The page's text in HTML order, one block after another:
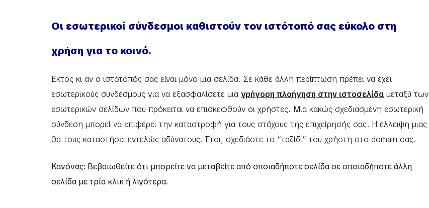
Οι εσωτερικοί σύνδεσμοι καθιστούν τον ιστότοπό σας εύκολο στη
χρήση για το κοινό.
Εκτός κι αν ο ιστότοπός σας είναι μόνο μια σελίδα. Σε κάθε άλλη περίπτωση πρέπει να έχει
εσωτερικούς συνδέσμους για να εξασφαλίσετε μια γρήγορη πλοήγηση στην ιστοσελίδα μεταξύ των
εσωτερικών σελίδων που πρόκειται να επισκεφθούν οι χρήστες. Μια κακώς σχεδιασμένη εσωτερική
σύνδεση μπορεί να επιφέρει την καταστροφή για τους στόχους της επιχείρησής σας. Η έλλειψη μιας
θα τους καταστήσει εντελώς αδύνατους. Έτσι, σχεδιάστε το “ταξίδι” του χρήστη στο domain σας.
Κανόνας: Βεβαιωθείτε ότι μπορείτε να μεταβείτε από οποιαδήποτε σελίδα σε οποιαδήποτε άλλη
σελίδα με τρία κλικ ή λιγότερα.